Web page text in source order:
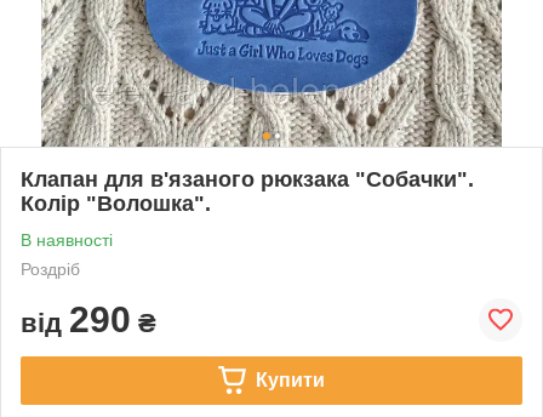
Клапан для в'язаного рюкзака "Собачки".
Колір "Волошка".
В наявності
Роздріб
від 290 ₴
Купити